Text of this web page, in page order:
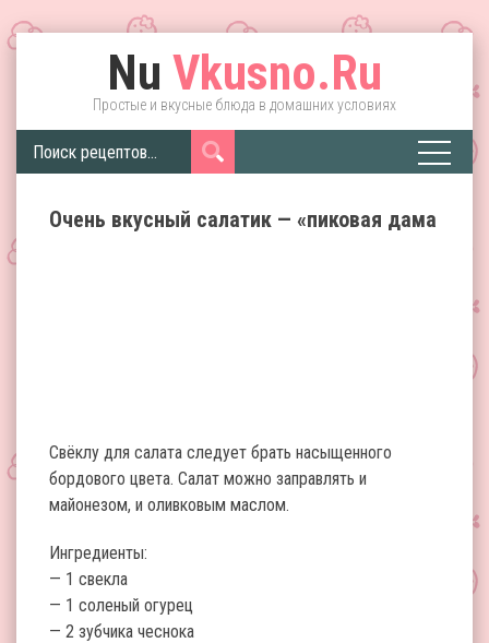
Nu Vkusno.Ru
Простые и вкусные блюда в домашних условиях
Очень вкусный салатик — «пиковая дама
Свёклу для салата следует брать насыщенного
бордового цвета. Салат можно заправлять и
майонезом, и оливковым маслом.
Ингредиенты:
— 1 свекла
— 1 соленый огурец
— 2 зубчика чеснока